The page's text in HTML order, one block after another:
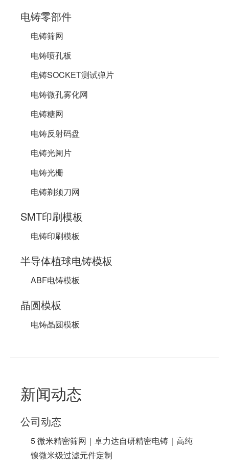
电铸零部件
电铸筛网
电铸喷孔板
电铸SOCKET测试弹片
电铸微孔雾化网
电铸糖网
电铸反射码盘
电铸光阑片
电铸光栅
电铸剃须刀网
SMT印刷模板
电铸印刷模板
半导体植球电铸模板
ABF电铸模板
晶圆模板
电铸晶圆模板
新闻动态
公司动态
5 微米精密筛网｜卓力达自研精密电铸｜高纯
镍微米级过滤元件定制